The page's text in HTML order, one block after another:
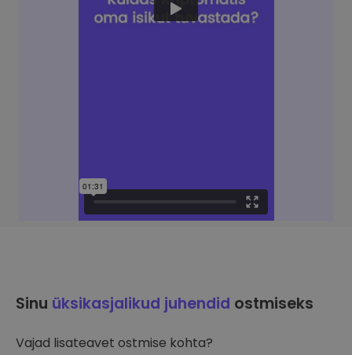
Sinu üksikasjalikud juhendid ostmiseks
Vajad lisateavet ostmise kohta?